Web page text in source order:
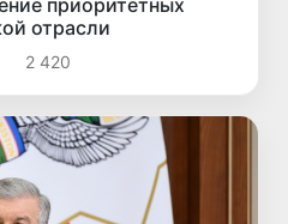
отрасли
2 420